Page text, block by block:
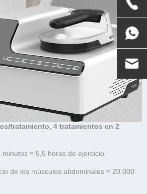
tratamiento, 4 tratamientos en 2
≈ 5,5 horas de ejercicio.
de los músculos abdominales ≈ 20.000